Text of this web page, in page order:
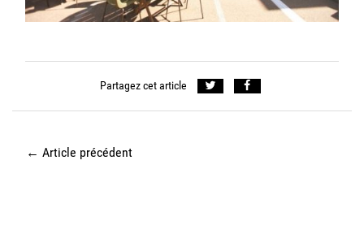
Partagez cet article
← Article précédent